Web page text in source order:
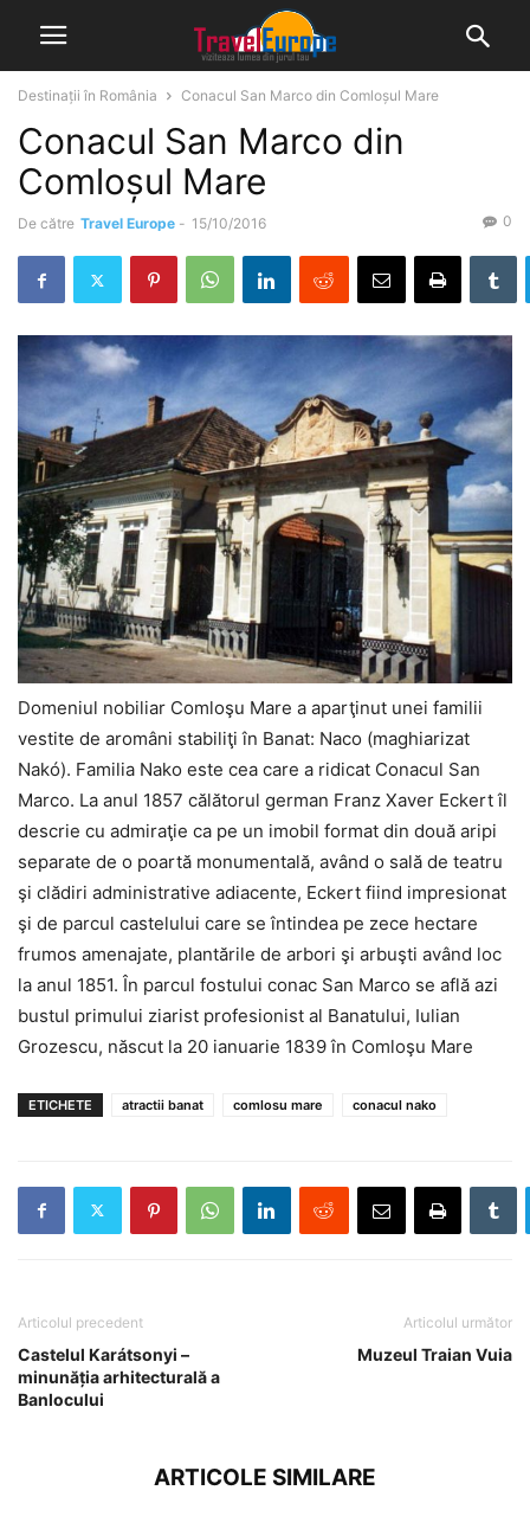
Destinații în România Conacul San Marco din Comloșul Mare
Conacul San Marco din
Comloșul Mare
De către Travel Europe - 15/10/2016 0
Domeniul nobiliar Comloşu Mare a aparţinut unei familii
vestite de aromâni stabiliţi în Banat: Naco (maghiarizat
Nakó). Familia Nako este cea care a ridicat Conacul San
Marco. La anul 1857 călătorul german Franz Xaver Eckert îl
descrie cu admiraţie ca pe un imobil format din două aripi
separate de o poartă monumentală, având o sală de teatru
şi clădiri administrative adiacente, Eckert fiind impresionat
şi de parcul castelului care se întindea pe zece hectare
frumos amenajate, plantările de arbori şi arbuşti având loc
la anul 1851. În parcul fostului conac San Marco se află azi
bustul primului ziarist profesionist al Banatului, Iulian
Grozescu, născut la 20 ianuarie 1839 în Comloşu Mare
ETICHETE atractii banat comlosu mare conacul nako
Articolul precedent
Castelul Karátsonyi –
minunăția arhitecturală a
Banlocului
Articolul următor
Muzeul Traian Vuia
ARTICOLE SIMILARE